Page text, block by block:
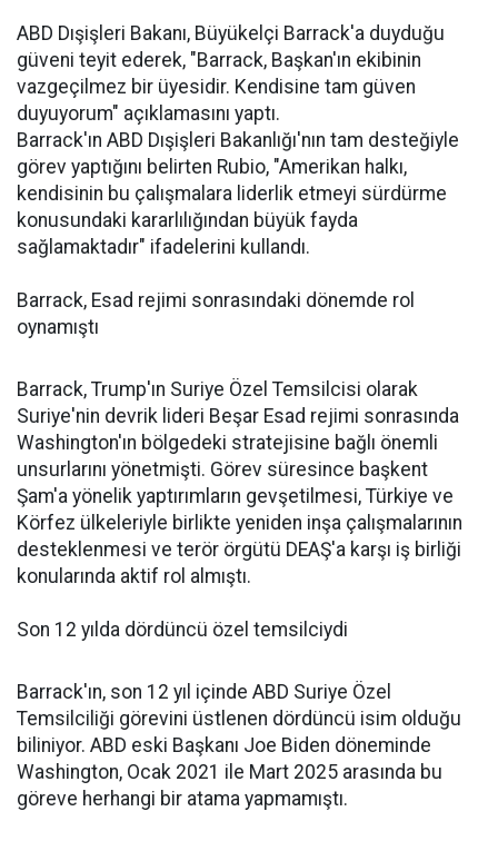
ABD Dışişleri Bakanı, Büyükelçi Barrack'a duyduğu
güveni teyit ederek, "Barrack, Başkan'ın ekibinin
vazgeçilmez bir üyesidir. Kendisine tam güven
duyuyorum" açıklamasını yaptı.
Barrack'ın ABD Dışişleri Bakanlığı'nın tam desteğiyle
görev yaptığını belirten Rubio, "Amerikan halkı,
kendisinin bu çalışmalara liderlik etmeyi sürdürme
konusundaki kararlılığından büyük fayda
sağlamaktadır" ifadelerini kullandı.
Barrack, Esad rejimi sonrasındaki dönemde rol
oynamıştı
Barrack, Trump'ın Suriye Özel Temsilcisi olarak
Suriye'nin devrik lideri Beşar Esad rejimi sonrasında
Washington'ın bölgedeki stratejisine bağlı önemli
unsurlarını yönetmişti. Görev süresince başkent
Şam'a yönelik yaptırımların gevşetilmesi, Türkiye ve
Körfez ülkeleriyle birlikte yeniden inşa çalışmalarının
desteklenmesi ve terör örgütü DEAŞ'a karşı iş birliği
konularında aktif rol almıştı.
Son 12 yılda dördüncü özel temsilciydi
Barrack'ın, son 12 yıl içinde ABD Suriye Özel
Temsilciliği görevini üstlenen dördüncü isim olduğu
biliniyor. ABD eski Başkanı Joe Biden döneminde
Washington, Ocak 2021 ile Mart 2025 arasında bu
göreve herhangi bir atama yapmamıştı.